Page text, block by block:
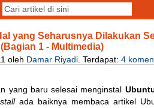
yang Seharusnya Dilakukan
1 - Multimedia)
oleh Damar Riyadi Terdapat: 4
yang baru selesai menginstal
ada baiknya membaca artikel